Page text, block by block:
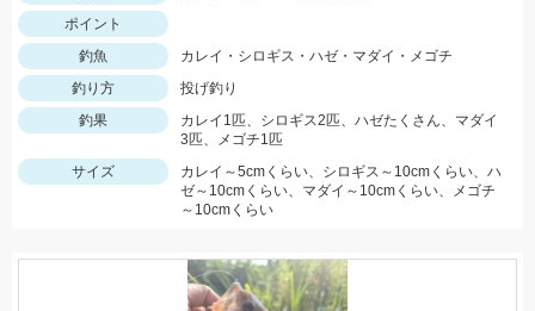
ポイント
釣魚
カレイ・シロギス・ハゼ・マダイ・メゴチ
釣り方
投げ釣り
釣果
カレイ1匹、シロギス2匹、ハゼたくさん、マダイ
3匹、メゴチ1匹
サイズ
カレイ～5cmくらい、シロギス～10cmくらい、ハ
ゼ～10cmくらい、マダイ～10cmくらい、メゴチ
～10cmくらい